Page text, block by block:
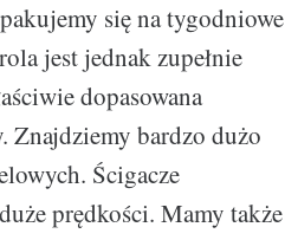
się na tygodniowe
jest jednak zupełnie
dopasowana
Znajdziemy bardzo dużo
Ścigacze
prędkości. Mamy także